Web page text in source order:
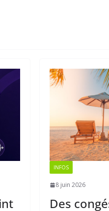
INFOS
8 juin 2026
Des